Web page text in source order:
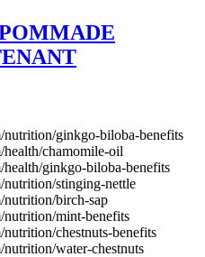
ginkgo-biloba-benefits
chamomile-oil
ginkgo-biloba-benefits
stinging-nettle
birch-sap
mint-benefits
chestnuts-benefits
water-chestnuts